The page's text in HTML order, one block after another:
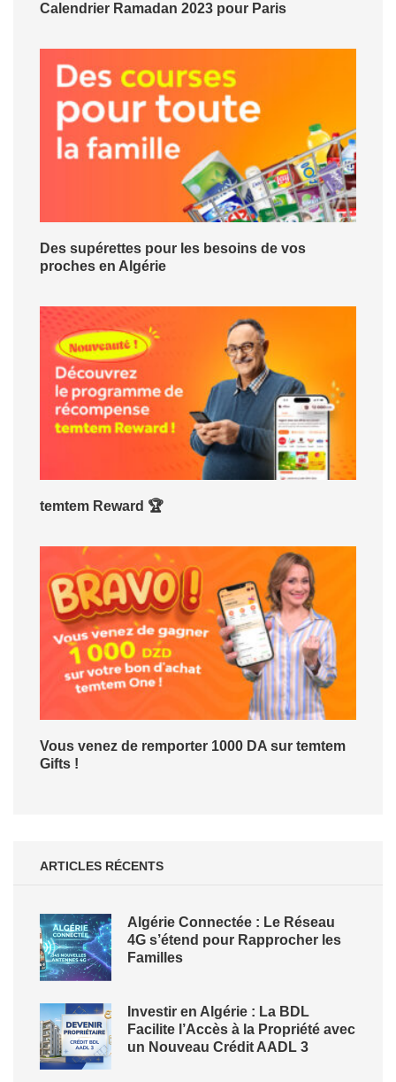
Calendrier Ramadan 2023 pour Paris
Des supérettes pour les besoins de vos
proches en Algérie
temtem Reward 🏆
Vous venez de remporter 1000 DA sur temtem
Gifts !
ARTICLES RÉCENTS
Algérie Connectée : Le Réseau
4G s’étend pour Rapprocher les
Familles
Investir en Algérie : La BDL
Facilite l’Accès à la Propriété avec
un Nouveau Crédit AADL 3